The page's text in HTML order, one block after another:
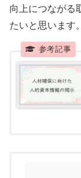
向上につながる
たいと思います。